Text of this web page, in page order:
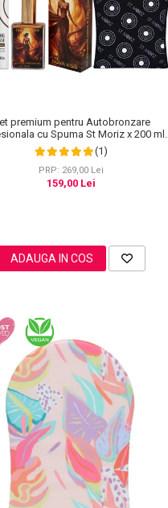
premium pentru Autobronzare
cu Spuma St Moriz x 200 ml,
cu Sidef Auriu NOVA KISS®
x 50 ml si Manusa
(1)
PRP: 269,00 Lei
159,00 Lei
ADAUGA IN COS